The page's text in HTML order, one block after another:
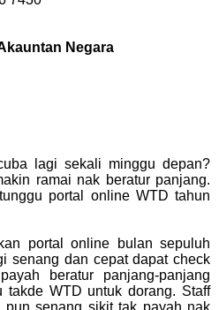
Negara
lagi sekali minggu depan?
ramai nak beratur panjang.
portal online WTD tahun
portal online bulan sepuluh
senang dan cepat dapat check
beratur panjang-panjang
takde WTD untuk dorang. Staff
pun senang sikit tak payah nak